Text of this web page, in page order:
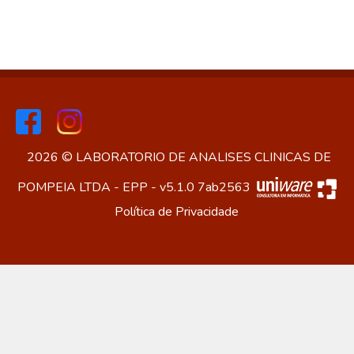
2026 © LABORATORIO DE ANALISES CLINICAS DE
POMPEIA LTDA - EPP - v5.1.0 7ab2563
Política de Privacidade